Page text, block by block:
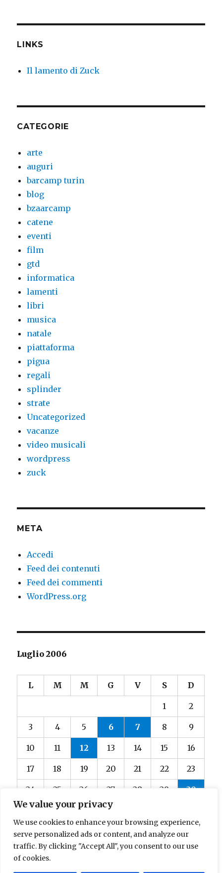
We value your privacy
We use cookies to enhance your browsing experience,
serve personalized ads or content, and analyze our
traffic. By clicking "Accept All", you consent to our use
of cookies.
LINKS
Il lamento di Zuck
CATEGORIE
arte
auguri
barcamp turin
blog
bzaarcamp
catene
eventi
film
gtd
informatica
lamenti
libri
musica
natale
piattaforma
pigua
regali
splinder
strate
Uncategorized
vacanze
video musicali
wordpress
zuck
META
Accedi
Feed dei contenuti
Feed dei commenti
WordPress.org
Luglio 2006
L M M G V S D
1 2
3 4 5 6 7 8 9
10 11 12 13 14 15 16
17 18 19 20 21 22 23
24 25 26 27 28 29 30
31
« Giu Ago »